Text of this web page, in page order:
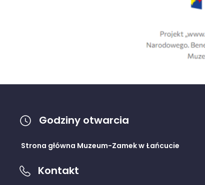
Godziny otwarcia
Strona główna Muzeum-Zamek w Łańcucie
Kontakt